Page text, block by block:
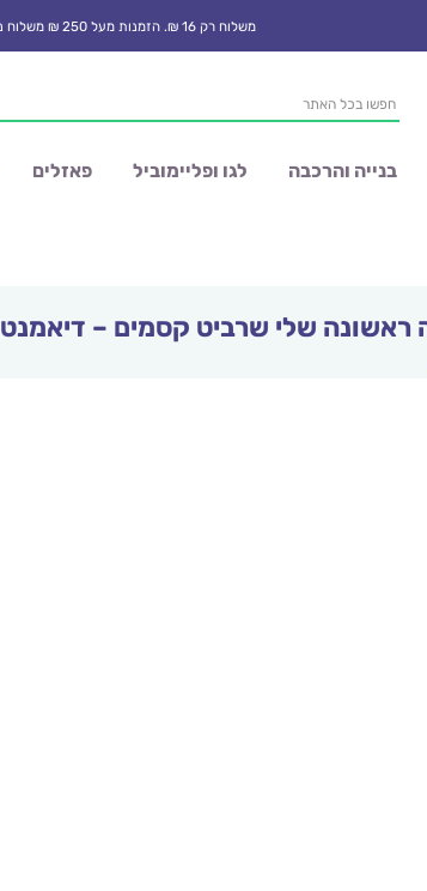
משלוח רק 16 ₪. הזמנות מעל 250 ₪ משלוח נק’ איסוף חינם
Products
search
בנייה והרכבה לגו ופליימוביל פאזלים
ראשונה שלי שרביט קסמים – דיאמנט